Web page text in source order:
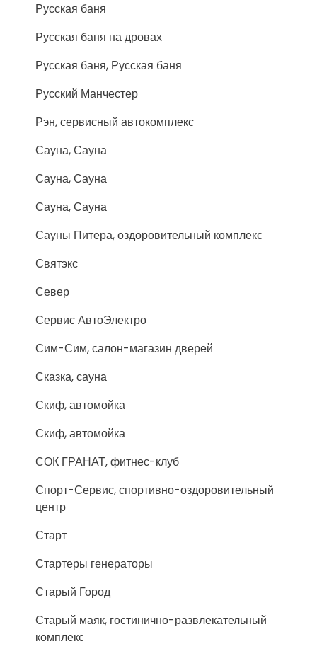
Русская баня
Русская баня на дровах
Русская баня, Русская баня
Русский Манчестер
Рэн, сервисный автокомплекс
Сауна, Сауна
Сауна, Сауна
Сауна, Сауна
Сауны Питера, оздоровительный комплекс
Святэкс
Север
Сервис АвтоЭлектро
Сим-Сим, салон-магазин дверей
Сказка, сауна
Скиф, автомойка
Скиф, автомойка
СОК ГРАНАТ, фитнес-клуб
Спорт-Сервис, спортивно-оздоровительный
центр
Старт
Стартеры генераторы
Старый Город
Старый маяк, гостинично-развлекательный
комплекс